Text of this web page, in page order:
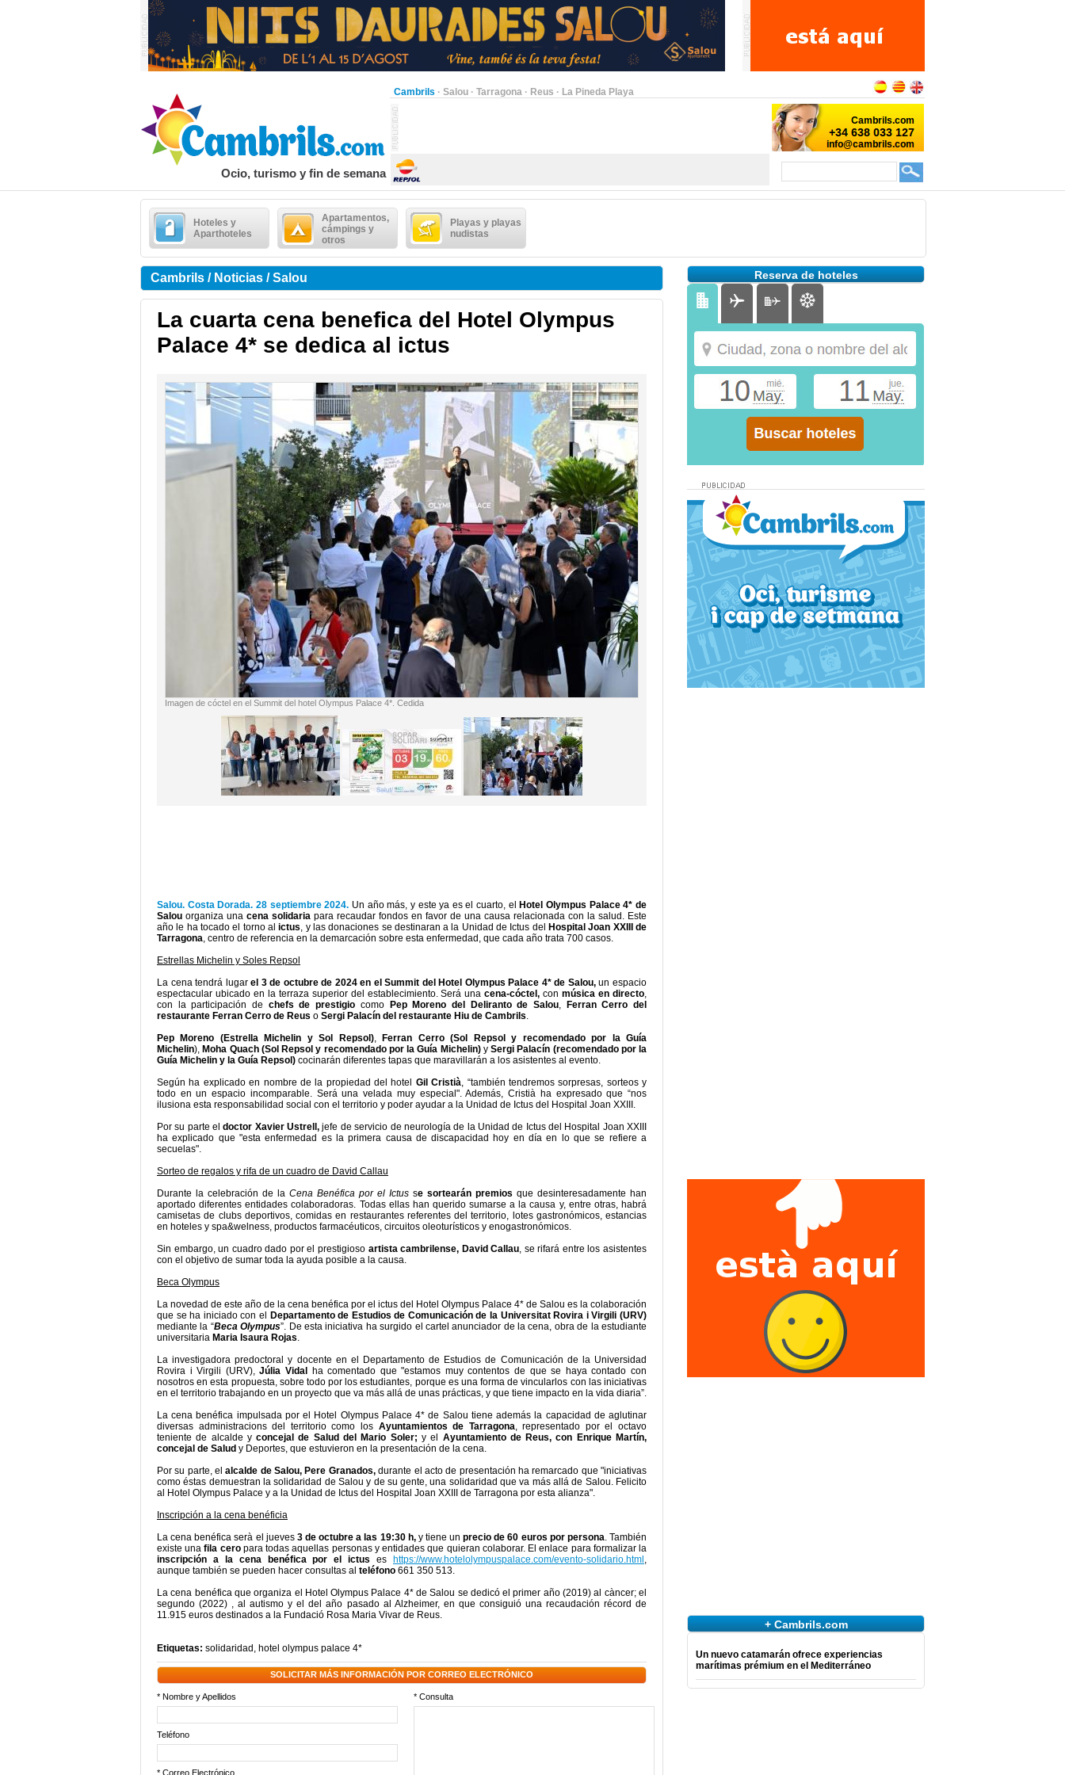
Cambrils · Salou · Tarragona · Reus · La Pineda Playa
Ocio, turismo y fin de semana
Hoteles y
Aparthoteles
Apartamentos,
cámpings y
otros
Playas y playas
nudistas
Cambrils / Noticias / Salou
La cuarta cena benefica del Hotel Olympus
Palace 4* se dedica al ictus
Imagen de cóctel en el Summit del hotel Olympus Palace 4*. Cedida
Salou. Costa Dorada. 28 septiembre 2024. Un año más, y este ya es el cuarto, el
Hotel Olympus Palace 4* de
Salou organiza una cena solidaria para recaudar fondos en favor de una causa relacionada con la salud. Este
año le ha tocado el torno alictus, y las donaciones se destinaran a la Unidad de Ictus del
Hospital Joan XXIII de
Tarragona, centro de referencia en la demarcación sobre esta enfermedad, que cada año trata 700 casos.
Estrellas Michelin y Soles Repsol
La cena tendrá lugarel 3 de octubre de 2024 en el Summit del Hotel Olympus Palace 4* de Salou,un espacio
espectacular ubicado en la terraza superior del establecimiento. Será unacena-cóctel, conmúsica en directo,
con la participación de chefs de prestigio como Pep Moreno del Deliranto de Salou,
Ferran Cerro del
restaurante Ferran Cerro de Reus o Sergi Palacín del restaurante Hiu de Cambrils.
Pep Moreno (Estrella Michelin y Sol Repsol),
Ferran Cerro (Sol Repsol y recomendado por la Guía
Michelin), Moha Quach (Sol Repsol y recomendado por la Guía Michelin)y Sergi Palacín (recomendado por la
Guía Michelin y la Guía Repsol) cocinarán diferentes tapas que maravillarán a los asistentes al evento.
Según ha explicado en nombre de la propiedad del hotel Gil Cristià, “también tendremos sorpresas, sorteos y
todo en un espacio incomparable. Será una velada muy especial". Además, Cristià ha expresado que “nos
ilusiona esta responsabilidad social con el territorio y poder ayudar a la Unidad de Ictus del Hospital Joan XXIII.
Por su parte eldoctor Xavier Ustrell, jefe de servicio de neurología de la Unidad de Ictus del Hospital Joan XXIII
ha explicado que "esta enfermedad es la primera causa de discapacidad hoy en día en lo que se refiere a
secuelas".
Sorteo de regalos y rifa de un cuadro de David Callau
Durante la celebración de la Cena Benéfica por el Ictus se sortearán premios que desinteresadamente han
aportado diferentes entidades colaboradoras. Todas ellas han querido sumarse a la causa y, entre otras, habrá
camisetas de clubs deportivos, comidas en restaurantes referentes del territorio, lotes gastronómicos, estancias
en hoteles y spa&welness, productos farmacéuticos, circuitos oleoturísticos y enogastronómicos.
Sin embargo, un cuadro dado por el prestigioso artista cambrilense, David Callau, se rifará entre los asistentes
con el objetivo de sumar toda la ayuda posible a la causa.
Beca Olympus
La novedad de este año de la cena benéfica por el ictus del Hotel Olympus Palace 4* de Salou es la colaboración
que se ha iniciado con el
Departamento de Estudios de Comunicación de la Universitat Rovira i Virgili (URV)
mediante la “Beca Olympus”. De esta iniciativa ha surgido el cartel anunciador de la cena, obra de la estudiante
universitaria Maria Isaura Rojas.
La investigadora predoctoral y docente en el Departamento de Estudios de Comunicación de la Universidad
Rovira i Virgili (URV),Júlia Vidal
ha comentado que "estamos muy contentos de que se haya contado con
nosotros en esta propuesta, sobre todo por los estudiantes, porque es una forma de vincularlos con las iniciativas
en el territorio trabajando en un proyecto que va más allá de unas prácticas, y que tiene impacto en la vida diaria”.
La cena benéfica impulsada por el Hotel Olympus Palace 4* de Salou tiene además la capacidad de aglutinar
diversas administracions del territorio como los Ayuntamientos de Tarragona, representado por el octavo
teniente de alcalde yconcejal de Salud del Mario Soler; y el Ayuntamiento de Reus, con Enrique Martín,
concejal de Salud y Deportes, que estuvieron en la presentación de la cena.
Por su parte, elalcalde de Salou, Pere Granados,durante el acto de presentación ha remarcado que "iniciativas
como éstas demuestran la solidaridad de Salou y de su gente, una solidaridad que va más allá de Salou. Felicito
al Hotel Olympus Palace y a la Unidad de Ictus del Hospital Joan XXIII de Tarragona por esta alianza".
Inscripción a la cena benéficia
La cena benéfica serà el jueves3 de octubre a las 19:30 h,y tiene un precio de 60 euros por persona. También
existe unafila cero para todas aquellas personas y entidades que quieran colaborar. El enlace para formalizar la
inscripción a la cena benéfica por el ictuses https://www.hotelolympuspalace.com/evento-solidario.html ,
aunque también se pueden hacer consultas al teléfono 661 350 513.
La cena benéfica que organiza el Hotel Olympus Palace 4* de Salou se dedicó el primer año (2019) al càncer; el
segundo (2022) , al autismo y el del año pasado al Alzheimer, en que consiguió una recaudación récord de
11.915 euros destinados a la Fundació Rosa Maria Vivar de Reus.
Etiquetas: solidaridad , hotel olympus palace 4*
SOLICITAR MÁS INFORMACIÓN POR CORREO ELECTRÓNICO
* Nombre y Apellidos * Consulta
Teléfono
* Correo Electrónico
Reserva de hoteles
+ Cambrils.com
Un nuevo catamarán ofrece experiencias
marítimas prémium en el Mediterráneo